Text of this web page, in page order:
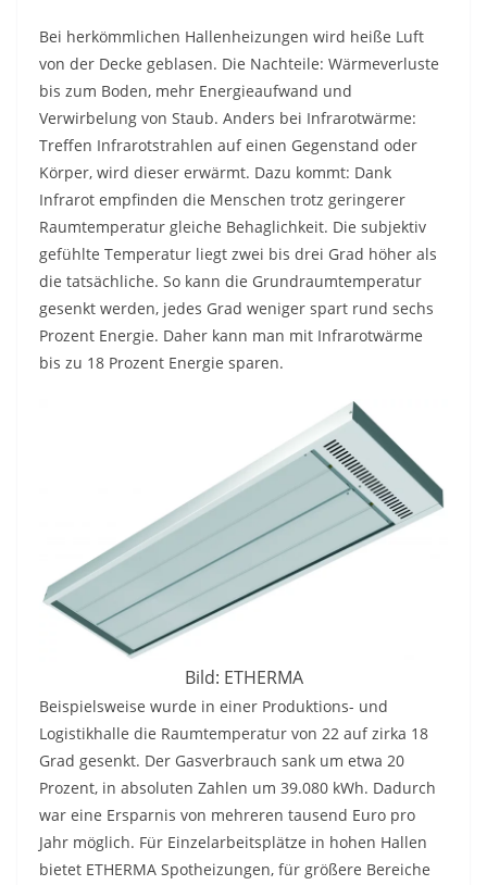
Bei herkömmlichen Hallenheizungen wird heiße Luft
von der Decke geblasen. Die Nachteile: Wärmeverluste
bis zum Boden, mehr Energieaufwand und
Verwirbelung von Staub. Anders bei Infrarotwärme:
Treffen Infrarotstrahlen auf einen Gegenstand oder
Körper, wird dieser erwärmt. Dazu kommt: Dank
Infrarot empfinden die Menschen trotz geringerer
Raumtemperatur gleiche Behaglichkeit. Die subjektiv
gefühlte Temperatur liegt zwei bis drei Grad höher als
die tatsächliche. So kann die Grundraumtemperatur
gesenkt werden, jedes Grad weniger spart rund sechs
Prozent Energie. Daher kann man mit Infrarotwärme
bis zu 18 Prozent Energie sparen.
Bild: ETHERMA
Beispielsweise wurde in einer Produktions- und
Logistikhalle die Raumtemperatur von 22 auf zirka 18
Grad gesenkt. Der Gasverbrauch sank um etwa 20
Prozent, in absoluten Zahlen um 39.080 kWh. Dadurch
war eine Ersparnis von mehreren tausend Euro pro
Jahr möglich. Für Einzelarbeitsplätze in hohen Hallen
bietet ETHERMA Spotheizungen, für größere Bereiche